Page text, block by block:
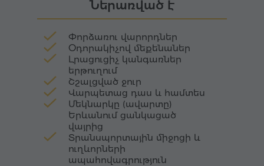
ընտանեկան ջերմության և սերնդեսերունդ
փոխանցվող ավանդույթների խորհրդանիշ։
Ներառված է
Փորձառու վարորդներ
Օդորակիչով մեքենաներ
Լրացուցիչ կանգառներ
երթուղում
Շշալցված ջուր
Վարպետաց դաս և համտես
Մեկնարկը (ավարտը)
Երևանում ցանկացած
վայրից
Տրանսպորտային միջոցի և
ուղևորների
ապահովագրություն